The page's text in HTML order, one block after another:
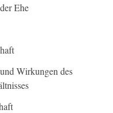
Ehe
Wirkungen des